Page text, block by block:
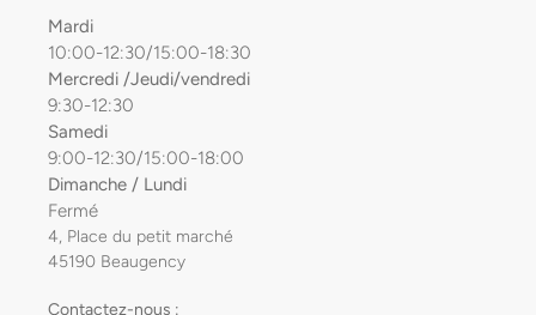
Mardi
10:00-12:30/15:00-18:30
Mercredi /Jeudi/vendredi
9:30-12:30
Samedi
9:00-12:30/15:00-18:00
Dimanche / Lundi
Fermé
4, Place du petit marché
45190 Beaugency
Contactez-nous :